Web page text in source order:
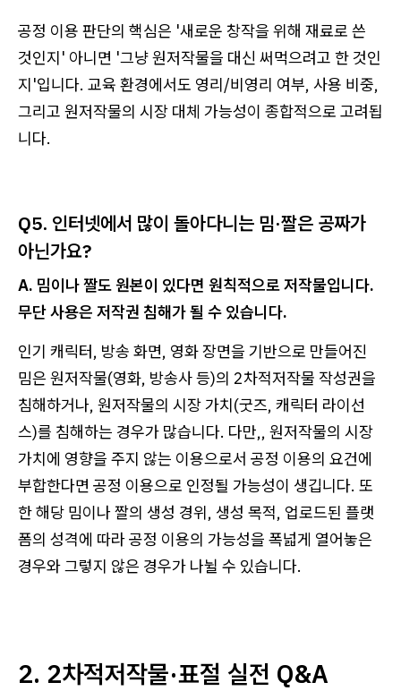
공정 이용 판단의 핵심은 '새로운 창작을 위해 재료로 쓴
것인지' 아니면 '그냥 원저작물을 대신 써먹으려고 한 것인
지'입니다. 교육 환경에서도 영리/비영리 여부, 사용 비중,
그리고 원저작물의 시장 대체 가능성이 종합적으로 고려됩
니다.
Q5. 인터넷에서 많이 돌아다니는 밈·짤은 공짜가
아닌가요?
A. 밈이나 짤도 원본이 있다면 원칙적으로 저작물입니다.
무단 사용은 저작권 침해가 될 수 있습니다.
인기 캐릭터, 방송 화면, 영화 장면을 기반으로 만들어진
밈은 원저작물(영화, 방송사 등)의 2차적저작물 작성권을
침해하거나, 원저작물의 시장 가치(굿즈, 캐릭터 라이선
스)를 침해하는 경우가 많습니다. 다만,, 원저작물의 시장
가치에 영향을 주지 않는 이용으로서 공정 이용의 요건에
부합한다면 공정 이용으로 인정될 가능성이 생깁니다. 또
한 해당 밈이나 짤의 생성 경위, 생성 목적, 업로드된 플랫
폼의 성격에 따라 공정 이용의 가능성을 폭넓게 열어놓은
경우와 그렇지 않은 경우가 나뉠 수 있습니다.
2. 2차적저작물·표절 실전 Q&A